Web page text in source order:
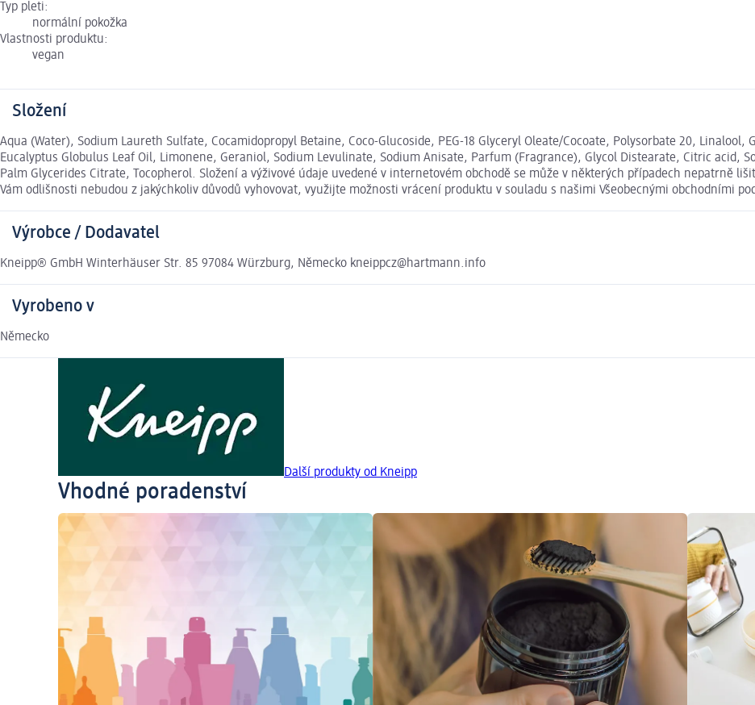
Typ pleti:
normální pokožka
Vlastnosti produktu:
vegan
Složení
Aqua (Water), Sodium Laureth Sulfate, Cocamidopropyl Betaine, Coco-Glucoside, PEG-18 Glyceryl Oleate/Cocoate, Polysorbate 20,
Eucalyptus Globulus Leaf Oil, Limonene, Geraniol, Sodium Levulinate, Sodium Anisate, Parfum (Fragrance), Glycol Distearate, Citric acid,
Palm Glycerides Citrate, Tocopherol. Složení a výživové údaje uvedené v internetovém obchodě se může v některých případech nepatrně
Vám odlišnosti nebudou z jakýchkoliv důvodů vyhovovat, využijte možnosti vrácení produktu v souladu s našimi Všeobecnými obchodními
Výrobce / Dodavatel
Kneipp® GmbH Winterhäuser Str. 85 97084 Würzburg, Německo kneippcz@hartmann.info
Vyrobeno v
Německo
Další produkty od Kneipp
Vhodné poradenství